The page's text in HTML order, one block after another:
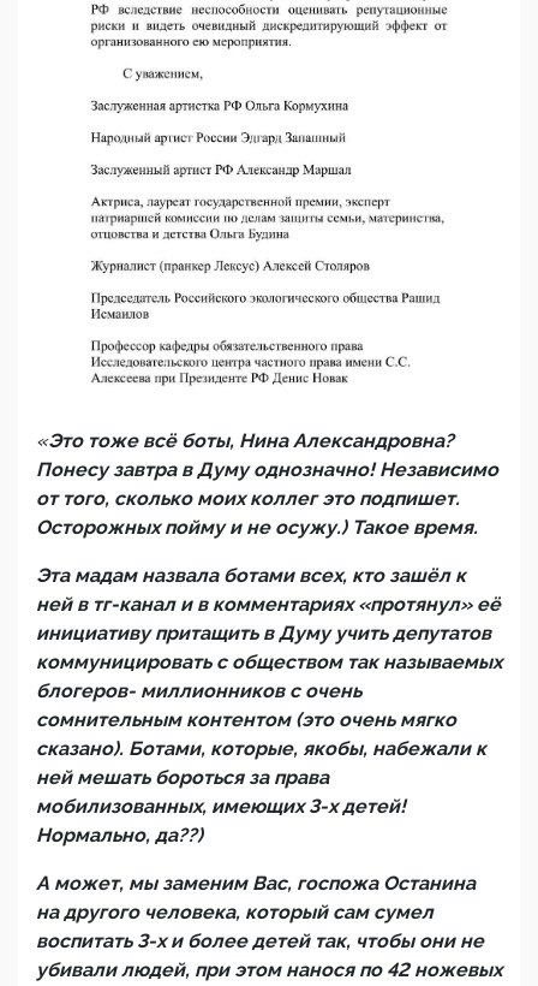
«Это тоже всё боты, Нина Александровна?
Понесу завтра в Думу однозначно! Независимо
от того, сколько моих коллег это подпишет.
Осторожных пойму и не осужу.) Такое время.
Эта мадам назвала ботами всех, кто зашёл к
ней в тг-канал и в комментариях «протянул» её
инициативу притащить в Думу учить депутатов
коммуницировать с обществом так называемых
блогеров- миллионников с очень
сомнительным контентом (это очень мягко
сказано). Ботами, которые, якобы, набежали к
ней мешать бороться за права
мобилизованных, имеющих 3-х детей!
Нормально, да??)
А может, мы заменим Вас, госпожа Останина
на другого человека, который сам сумел
воспитать 3-х и более детей так, чтобы они не
убивали людей, при этом нанося по 42 ножевых